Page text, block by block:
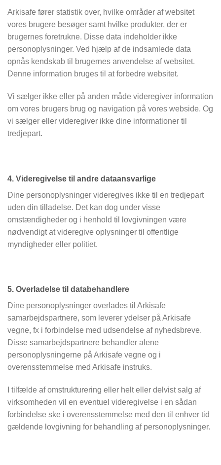
Arkisafe fører statistik over, hvilke områder af websitet
vores brugere besøger samt hvilke produkter, der er
brugernes foretrukne. Disse data indeholder ikke
personoplysninger. Ved hjælp af de indsamlede data
opnås kendskab til brugernes anvendelse af websitet.
Denne information bruges til at forbedre websitet.
Vi sælger ikke eller på anden måde videregiver information
om vores brugers brug og navigation på vores webside. Og
vi sælger eller videregiver ikke dine informationer til
tredjepart.
4. Videregivelse til andre dataansvarlige
Dine personoplysninger videregives ikke til en tredjepart
uden din tilladelse. Det kan dog under visse
omstændigheder og i henhold til lovgivningen være
nødvendigt at videregive oplysninger til offentlige
myndigheder eller politiet.
5. Overladelse til databehandlere
Dine personoplysninger overlades til Arkisafe
samarbejdspartnere, som leverer ydelser på Arkisafe
vegne, fx i forbindelse med udsendelse af nyhedsbreve.
Disse samarbejdspartnere behandler alene
personoplysningerne på Arkisafe vegne og i
overensstemmelse med Arkisafe instruks.
I tilfælde af omstrukturering eller helt eller delvist salg af
virksomheden vil en eventuel videregivelse i en sådan
forbindelse ske i overensstemmelse med den til enhver tid
gældende lovgivning for behandling af personoplysninger.